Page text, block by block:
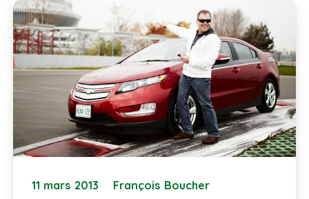
11 mars 2013 François Boucher